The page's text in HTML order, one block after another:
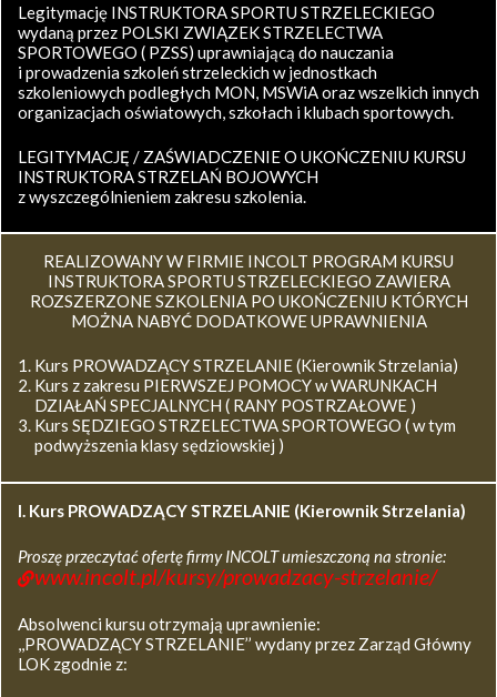
Legitymację INSTRUKTORA SPORTU STRZELECKIEGO
wydaną przez POLSKI ZWIĄZEK STRZELECTWA
SPORTOWEGO ( PZSS) uprawniającą do nauczania
i prowadzenia szkoleń strzeleckich w jednostkach
szkoleniowych podległych MON, MSWiA oraz wszelkich innych
organizacjach oświatowych, szkołach i klubach sportowych.
LEGITYMACJĘ / ZAŚWIADCZENIE O UKOŃCZENIU KURSU
INSTRUKTORA STRZELAŃ BOJOWYCH
z wyszczególnieniem zakresu szkolenia.
REALIZOWANY W FIRMIE INCOLT PROGRAM KURSU
INSTRUKTORA SPORTU STRZELECKIEGO ZAWIERA
ROZSZERZONE SZKOLENIA PO UKOŃCZENIU KTÓRYCH
MOŻNA NABYĆ DODATKOWE UPRAWNIENIA
Kurs PROWADZĄCY STRZELANIE (Kierownik Strzelania)
Kurs z zakresu PIERWSZEJ POMOCY w WARUNKACH
DZIAŁAŃ SPECJALNYCH ( RANY POSTRZAŁOWE )
Kurs SĘDZIEGO STRZELECTWA SPORTOWEGO ( w tym
podwyższenia klasy sędziowskiej )
I. Kurs PROWADZĄCY STRZELANIE (Kierownik Strzelania)
Proszę przeczytać ofertę firmy INCOLT umieszczoną na stronie:
www.incolt.pl/kursy/prowadzacy-strzelanie/
Absolwenci kursu otrzymają uprawnienie:
,,PROWADZĄCY STRZELANIE’’ wydany przez Zarząd Główny
LOK zgodnie z: